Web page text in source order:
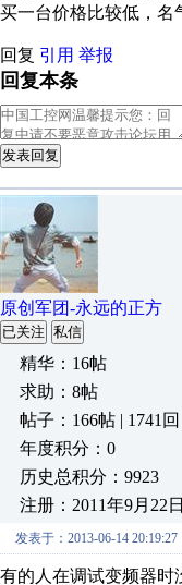
买一台价格比
回复 引用 举报
回复本条
发表回复
原创军团-永远的正方
已关注 私信
精华：16帖
求助：8帖
帖子：166帖 | 1741回
年度积分：0
历史总积分：9923
注册：2011年9月22日
发表于：2013-06-14 20:19:27
有的人在调试变频器时